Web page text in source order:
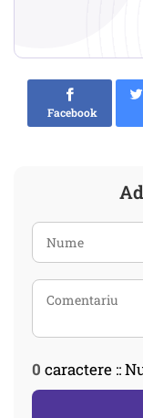
Facebook
0 caractere ::